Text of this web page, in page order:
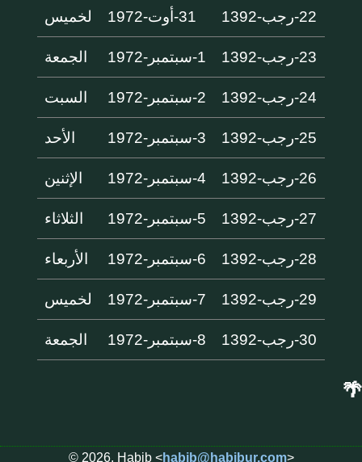
22-رجب-1392 31-أوت-1972 لخميس
23-رجب-1392 1-سبتمبر-1972 الجمعة
24-رجب-1392 2-سبتمبر-1972 السبت
25-رجب-1392 3-سبتمبر-1972 الأحد
26-رجب-1392 4-سبتمبر-1972 الإثنين
27-رجب-1392 5-سبتمبر-1972 الثلاثاء
28-رجب-1392 6-سبتمبر-1972 الأربعاء
29-رجب-1392 7-سبتمبر-1972 لخميس
30-رجب-1392 8-سبتمبر-1972 الجمعة
🌴
© 2026, Habib <habib@habibur.com>